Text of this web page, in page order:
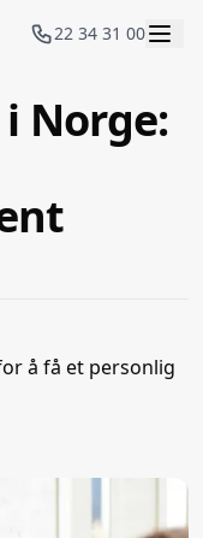
22 34 31 00
Norge:
å få et personlig